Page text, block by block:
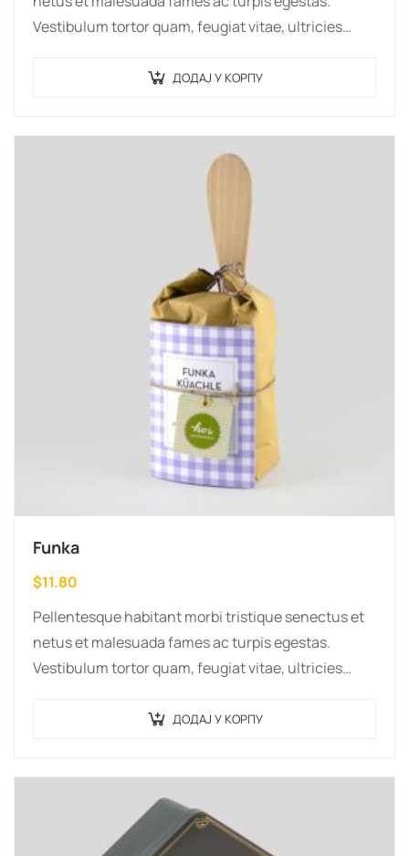
Vestibulum tortor quam, feugiat vitae, ultricies
ДОДАЈ У КОРПУ
Funka
$11.80
Pellentesque habitant morbi tristique senectus et
netus et malesuada fames ac turpis egestas.
Vestibulum tortor quam, feugiat vitae, ultricies
ДОДАЈ У КОРПУ